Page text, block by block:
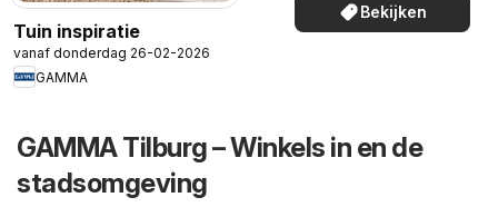
Tuin inspiratie
vanaf donderdag 26-02-2026
GAMMA
Bekijken
GAMMA Tilburg – Winkels in en de
stadsomgeving